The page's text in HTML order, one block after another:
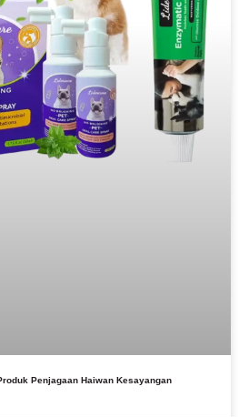
Penjagaan Haiwan Kesayangan